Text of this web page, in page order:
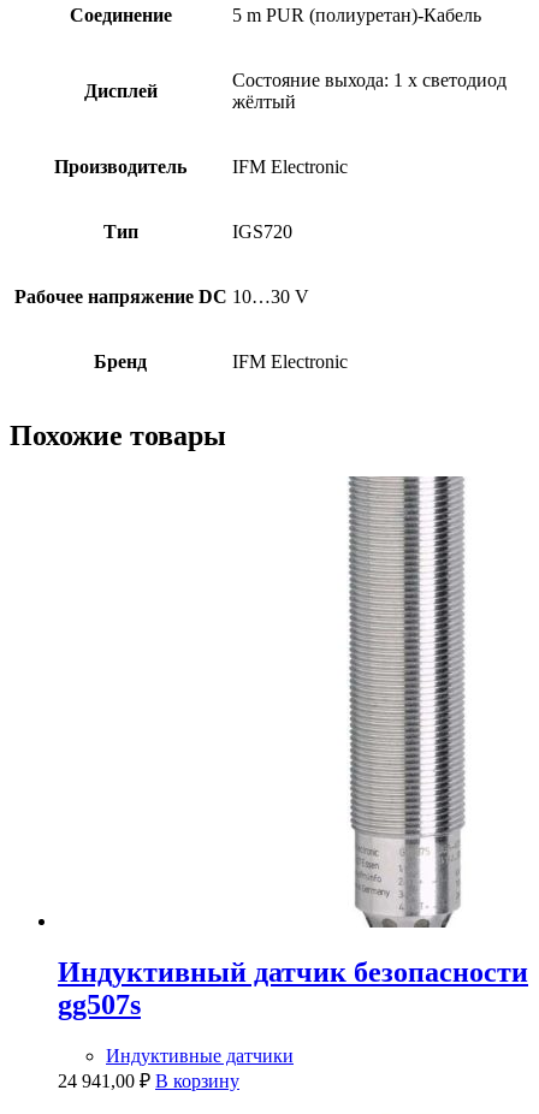
Соединение 5 m PUR (полиуретан)-Кабель
Дисплей
Состояние выхода: 1 x светодиод
жёлтый
Производитель IFM Electronic
Тип IGS720
Рабочее напряжение DC 10…30 V
Бренд IFM Electronic
Похожие товары
Индуктивный датчик безопасности
gg507s
Индуктивные датчики
24 941,00 ₽ В корзину